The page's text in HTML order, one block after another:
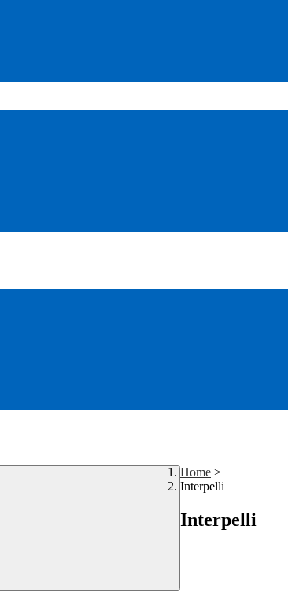
Home >
Interpelli
Interpelli